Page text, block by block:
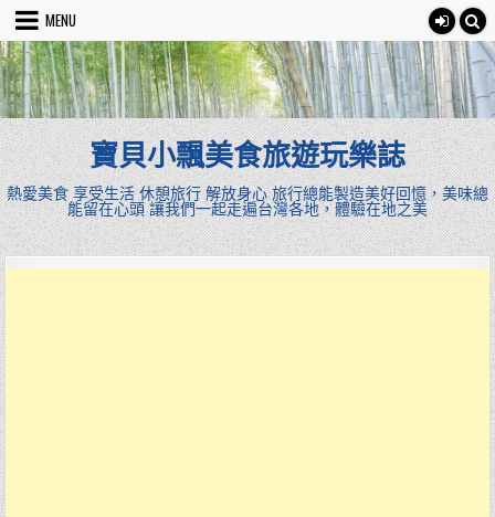
Skip
content
MENU
寶貝小飄美食旅遊玩樂誌
熱愛美食 享受生活 休憩旅行 解放身心 旅行總能製造美好回憶，美味總
能留在心頭 讓我們一起走遍台灣各地，體驗在地之美